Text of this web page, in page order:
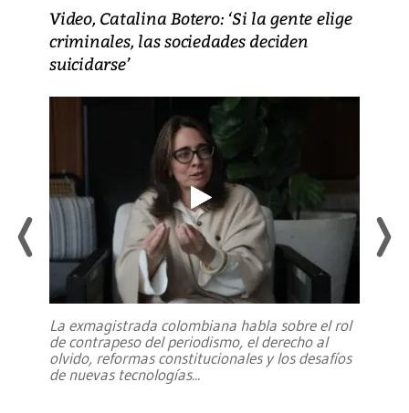
Video, Catalina Botero: ‘Si la gente elige
criminales, las sociedades deciden
suicidarse’
La exmagistrada colombiana habla sobre el rol
de contrapeso del periodismo, el derecho al
olvido, reformas constitucionales y los desafíos
de nuevas tecnologías...